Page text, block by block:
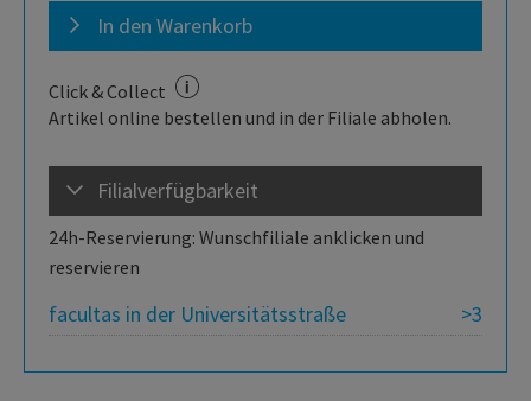
In den Warenkorb
Click & Collect
Artikel online bestellen und in der Filiale abholen.
Filialverfügbarkeit
24h-Reservierung: Wunschfiliale anklicken und
reservieren
>3
facultas in der Universitätsstraße